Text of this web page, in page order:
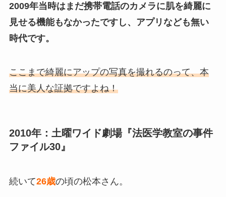
2009年当時はまだ携帯電話のカメラに肌を綺麗に
見せる機能もなかったですし、アプリなども無い
時代です。
ここまで綺麗にアップの写真を撮れるのって、本
当に美人な証拠ですよね！
2010年：土曜ワイド劇場『法医学教室の事件
ファイル30』
続いて26歳の頃の松本さん。